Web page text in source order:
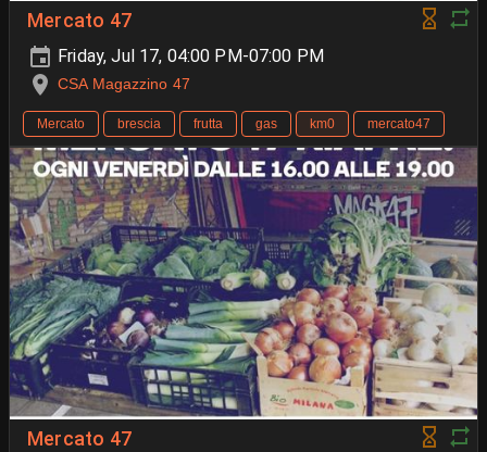
Mercato 47
Friday, Jul 17, 04:00 PM-07:00 PM
CSA Magazzino 47
Mercato brescia frutta gas km0 mercato47
Mercato 47